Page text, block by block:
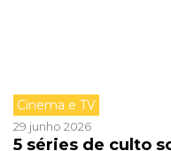
Cinema e TV
29 junho 2026
5 séries de culto